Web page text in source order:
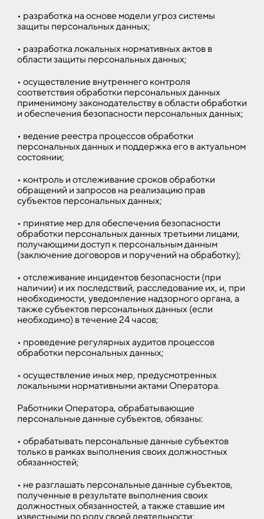
• разработка на основе модели угроз системы
защиты персональных данных;
• разработка локальных нормативных актов в
области защиты персональных данных;
• осуществление внутреннего контроля
соответствия обработки персональных данных
применимому законодательству в области обработки
и обеспечения безопасности персональных данных;
• ведение реестра процессов обработки
персональных данных и поддержка его в актуальном
состоянии;
• контроль и отслеживание сроков обработки
обращений и запросов на реализацию прав
субъектов персональных данных;
• принятие мер для обеспечения безопасности
обработки персональных данных третьими лицами,
получающими доступ к персональным данным
(заключение договоров и поручений на обработку);
• отслеживание инцидентов безопасности (при
наличии) и их последствий, расследование их, и, при
необходимости, уведомление надзорного органа, а
также субъектов персональных данных (если
необходимо) в течение 24 часов;
• проведение регулярных аудитов процессов
обработки персональных данных;
• осуществление иных мер, предусмотренных
локальными нормативными актами Оператора.
Работники Оператора, обрабатывающие
персональные данные субъектов, обязаны:
• обрабатывать персональные данные субъектов
только в рамках выполнения своих должностных
обязанностей;
• не разглашать персональные данные субъектов,
полученные в результате выполнения своих
должностных обязанностей, а также ставшие им
известными по роду своей деятельности;